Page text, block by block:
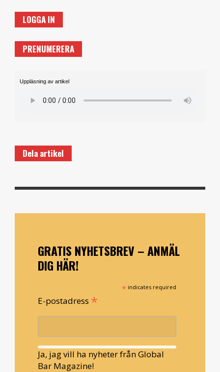
LOGGA IN
PRENUMERERA
Uppläsning av artikel
Dela artikel
GRATIS NYHETSBREV – ANMÄL
DIG HÄR!
* indicates required
E-postadress *
Ja, jag vill ha nyheter från Global
Bar Magazine!